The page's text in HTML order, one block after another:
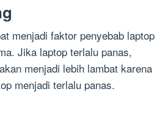
menjadi faktor penyebab laptop
Jika laptop terlalu panas,
menjadi lebih lambat karena
menjadi terlalu panas.